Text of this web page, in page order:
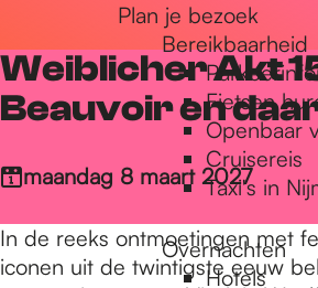
Plan je bezoek
Bereikbaarheid
Fietsen
Openbaar
Cruisereis
Taxi's in
Overnachten
Hotels
Weiblicher Akt
Beauvoir en
maandag 8 maart 2027
In de reeks ontmoetingen met
iconen uit de twintigste eeuw